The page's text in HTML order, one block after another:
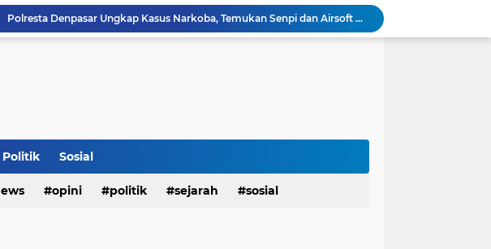
Polresta Denpasar Ungkap Kasus Narkoba, Temukan Senpi dan Airsoft Gun Saat Pengerebekan
Rumah Bapak Sirajudin Masuk Fase Finishing Sebelum Diserahkan
Inilah Tampilan Baru Rumah Bapak Sirajudi Setelah Direnovasi
Politik Sosial
opini politik sejarah sosial